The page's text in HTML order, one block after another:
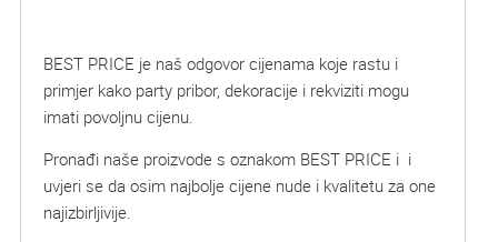
BEST PRICE je naš odgovor cijenama koje rastu i
primjer kako party pribor, dekoracije i rekviziti mogu
imati povoljnu cijenu.
Pronađi naše proizvode s oznakom BEST PRICE i i
uvjeri se da osim najbolje cijene nude i kvalitetu za one
najizbirljivije.